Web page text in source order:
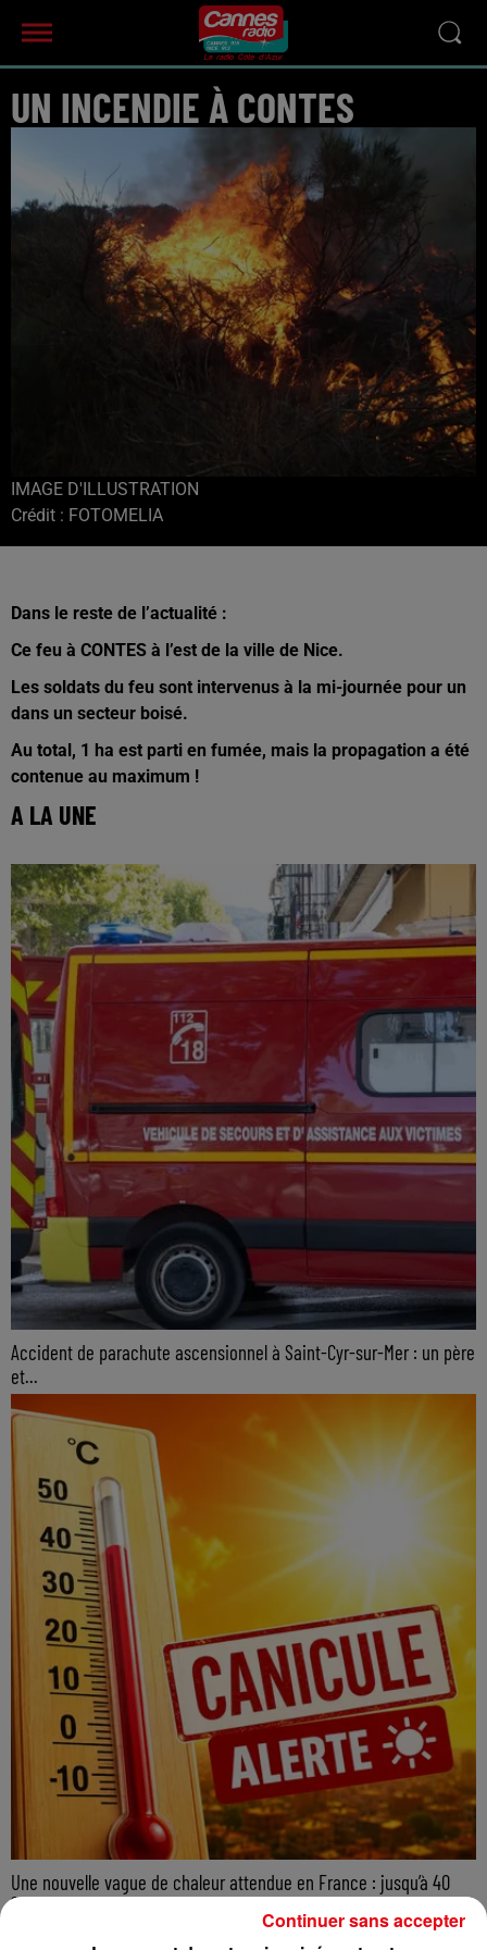
UN INCENDIE À CONTES
IMAGE D'ILLUSTRATION
Crédit : FOTOMELIA
Dans le reste de l’actualité :
Ce feu à CONTES à l’est de la ville de Nice.
Les soldats du feu sont intervenus à la mi-journée pour un
dans un secteur boisé.
Au total, 1 ha est parti en fumée, mais la propagation a été
contenue au maximum !
A LA UNE
Accident de parachute ascensionnel à Saint-Cyr-sur-Mer : un père
et...
Une nouvelle vague de chaleur attendue en France : jusqu’à 40
°C...
Continuer sans accepter